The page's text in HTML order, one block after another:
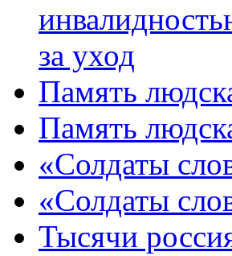
за уход
Память
Память
«Солдаты
«Солдаты
Тысячи